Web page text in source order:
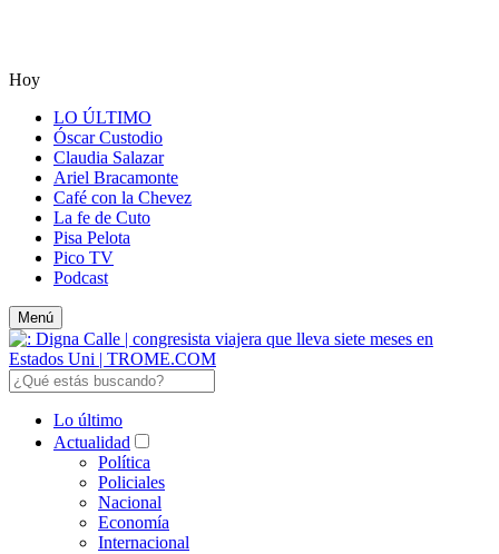
Hoy
LO ÚLTIMO
Óscar Custodio
Claudia Salazar
Ariel Bracamonte
Café con la Chevez
La fe de Cuto
Pisa Pelota
Pico TV
Podcast
Menú
Lo último
Actualidad
Política
Policiales
Nacional
Economía
Internacional